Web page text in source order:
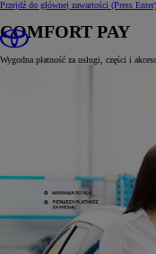
Przejdź do głównej zawartości (Press Enter)
COMFORT PAY
Wygodna płatność za usługi, części i